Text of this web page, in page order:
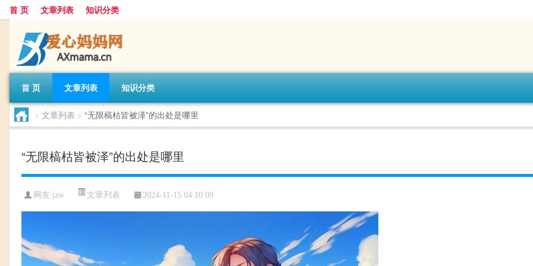
首 页 文章列表 知识分类
首 页 文章列表 知识分类
> 文章列表 > “无限槁枯皆被泽”的出处是哪里
“无限槁枯皆被泽”的出处是哪里
网友:jzw 文章列表 2024-11-15 04:10:09